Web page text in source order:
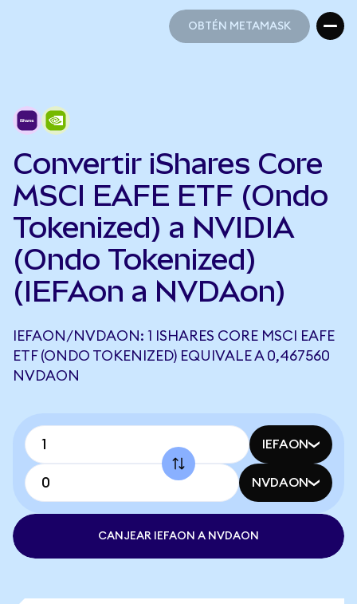
OBTÉN METAMASK
Convertir iShares Core
MSCI EAFE ETF (Ondo
Tokenized) a NVIDIA
(Ondo Tokenized)
(IEFAon a NVDAon)
IEFAON/NVDAON: 1 ISHARES CORE MSCI EAFE
ETF (ONDO TOKENIZED) EQUIVALE A 0,467560
NVDAON
IEFAON
NVDAON
CANJEAR IEFAON A NVDAON